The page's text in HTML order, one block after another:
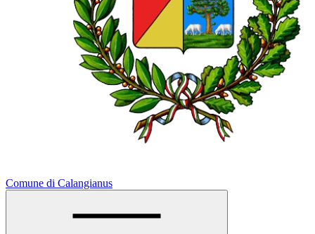
Comune di Calangianus